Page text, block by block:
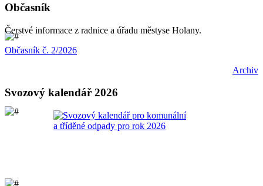
Občasník
Čerstvé informace z radnice a úřadu městyse Holany.
Občasník č. 2/2026
Archiv
Svozový kalendář 2026